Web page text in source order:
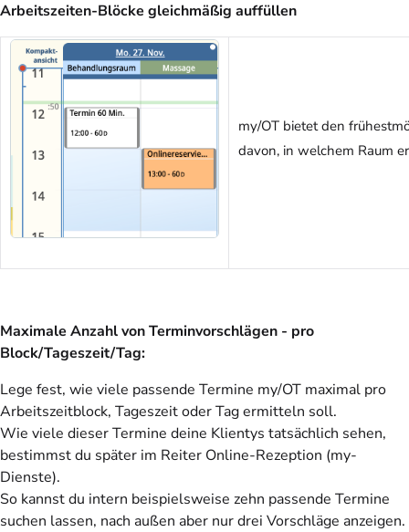
Arbeitszeiten-Blöcke gleichmäßig auffüllen
my/OT bietet den
davon, in welchem Raum
Maximale Anzahl von Terminvorschlägen - pro
Block/Tageszeit/Tag:
Lege fest, wie viele passende Termine my/OT maximal pro
Arbeitszeitblock, Tageszeit oder Tag ermitteln soll.
Wie viele dieser Termine deine Klientys tatsächlich sehen,
bestimmst du später im Reiter Online-Rezeption (my-
Dienste).
So kannst du intern beispielsweise zehn passende Termine
suchen lassen, nach außen aber nur drei Vorschläge anzeigen.